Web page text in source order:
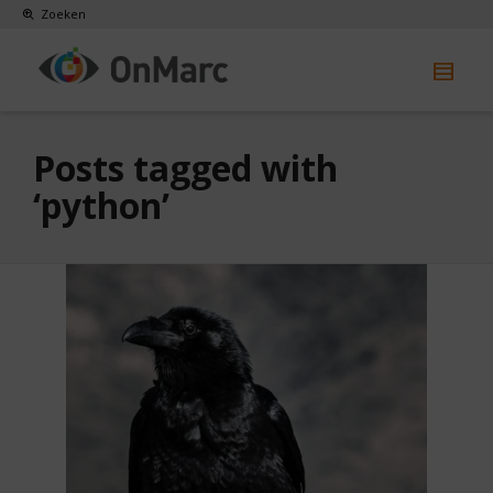
Zoeken
Posts tagged with
‘python’